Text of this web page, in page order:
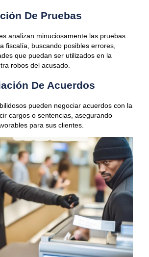
De Pruebas
analizan minuciosamente las pruebas
fiscalía, buscando posibles errores,
que puedan ser utilizados en la
robos del acusado.
De Acuerdos
pueden negociar acuerdos con la
cargos o sentencias, asegurando
para sus clientes.